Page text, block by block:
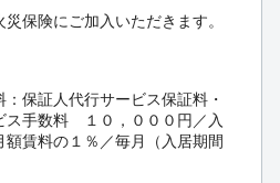
保険にご加入いただきます。
保証人代行サービス保証料・
ス手数料 １０，０００円／入
額賃料の１％／毎月（入居期間